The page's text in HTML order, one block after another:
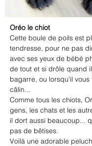
Oréo le chiot
Cette boule de poils est
tendresse, pour ne pas
avec ses yeux de bébé
de tout et si drôle quand
bagarre, ou lorsqu'il vous
câlin...
Comme tous les chiots,
gens, les chats et les
il dort aussi beaucoup...
pas de bêtises.
Voilà une adorable